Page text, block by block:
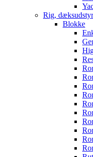
Rig,
Blokke